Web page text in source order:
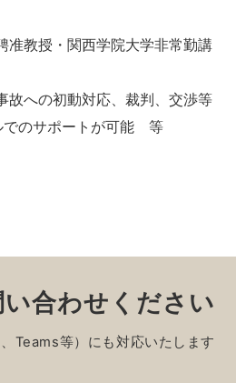
教授・関西学院大学非常勤講
への初動対応、裁判、交渉等
でのサポートが可能 等
合わせください
Teams等）にも対応いたします